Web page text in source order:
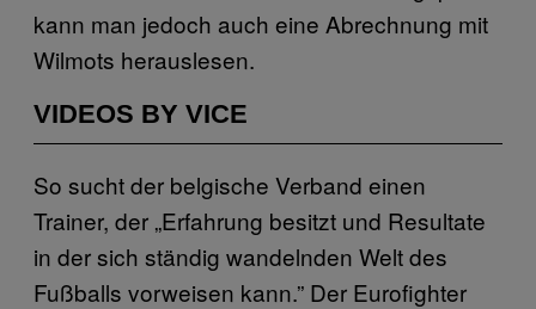
kann man jedoch auch eine Abrechnung mit
Wilmots herauslesen.
VIDEOS BY VICE
So sucht der belgische Verband einen
Trainer, der „Erfahrung besitzt und Resultate
in der sich ständig wandelnden Welt des
Fußballs vorweisen kann.” Der Eurofighter